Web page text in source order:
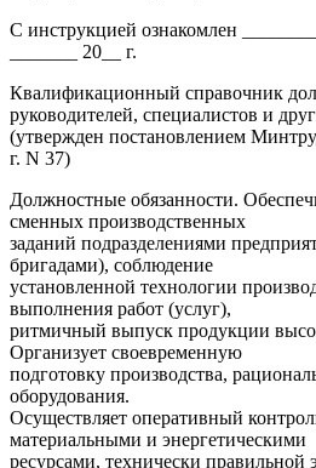
С инструкцией ознакомлен
_______ 20__ г.
Квалификационный справочник
руководителей, специалистов и
(утвержден постановлением
г. N 37)
Должностные обязанности.
сменных производственных
заданий подразделениями
бригадами), соблюдение
установленной технологии
выполнения работ (услуг),
ритмичный выпуск продукции
Организует своевременную
подготовку производства,
оборудования.
Осуществляет оперативный
материальными и энергетическими
ресурсами, технически правильной